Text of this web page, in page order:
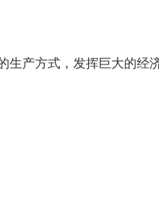
产方式，发挥巨大的经